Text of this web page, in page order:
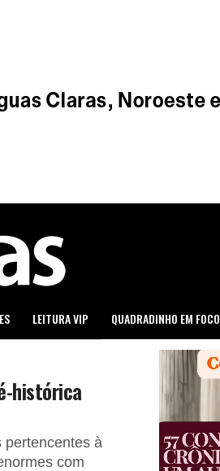
LEITURA VIP QUADRADINHO EM FOCO
histórica
pertencentes à
com